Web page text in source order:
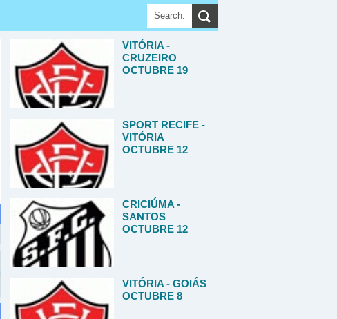
VITÓRIA -
CRUZEIRO
OCTUBRE 19
SPORT RECIFE -
VITÓRIA
OCTUBRE 12
CRICIÚMA -
SANTOS
OCTUBRE 12
VITÓRIA - GOIÁS
OCTUBRE 8